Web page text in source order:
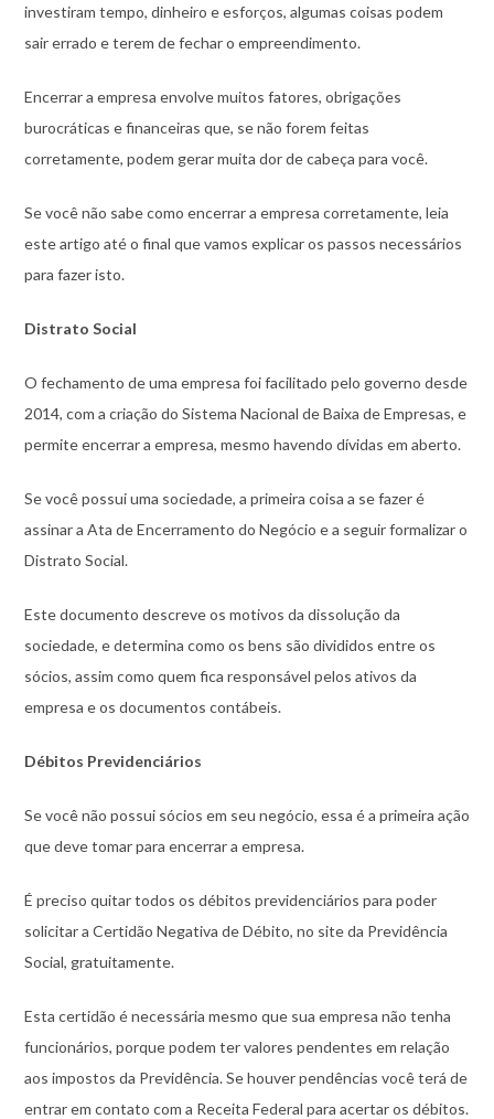
investiram tempo, dinheiro e esforços, algumas coisas podem
sair errado e terem de fechar o empreendimento.
Encerrar a empresa envolve muitos fatores, obrigações
burocráticas e financeiras que, se não forem feitas
corretamente, podem gerar muita dor de cabeça para você.
Se você não sabe como encerrar a empresa corretamente, leia
este artigo até o final que vamos explicar os passos necessários
para fazer isto.
Distrato Social
O fechamento de uma empresa foi facilitado pelo governo desde
2014, com a criação do Sistema Nacional de Baixa de Empresas, e
permite encerrar a empresa, mesmo havendo dívidas em aberto.
Se você possui uma sociedade, a primeira coisa a se fazer é
assinar a Ata de Encerramento do Negócio e a seguir formalizar o
Distrato Social.
Este documento descreve os motivos da dissolução da
sociedade, e determina como os bens são divididos entre os
sócios, assim como quem fica responsável pelos ativos da
empresa e os documentos contábeis.
Débitos Previdenciários
Se você não possui sócios em seu negócio, essa é a primeira ação
que deve tomar para encerrar a empresa.
É preciso quitar todos os débitos previdenciários para poder
solicitar a Certidão Negativa de Débito, no site da Previdência
Social, gratuitamente.
Esta certidão é necessária mesmo que sua empresa não tenha
funcionários, porque podem ter valores pendentes em relação
aos impostos da Previdência. Se houver pendências você terá de
entrar em contato com a Receita Federal para acertar os débitos.